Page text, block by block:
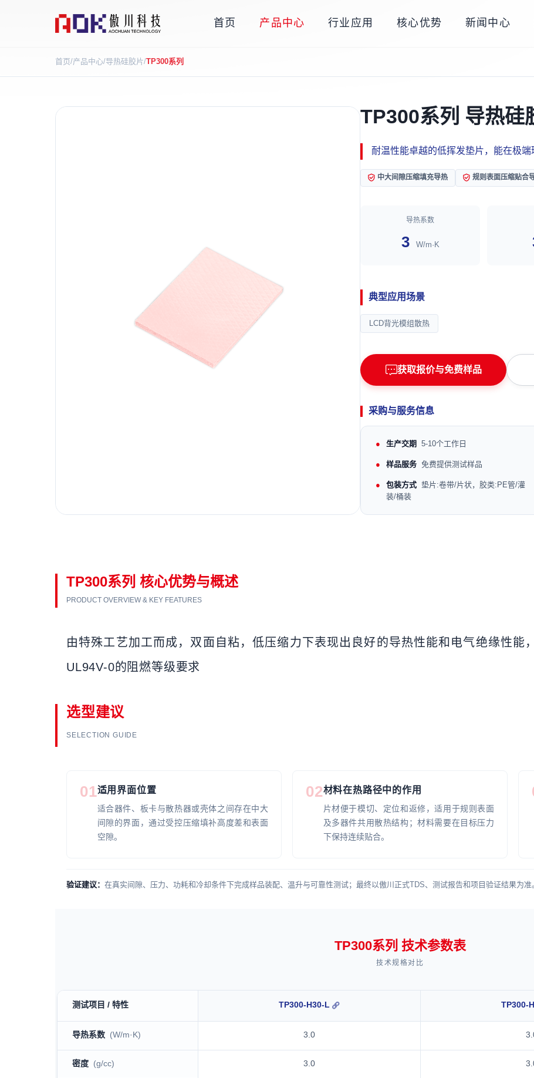
首页 产品中心 行业应用 核心优势 新闻中心
首页/产品中心/导热硅胶片/TP300系列
TP300系列 导热硅
耐温性能卓越的低挥发垫片，能在极
中大间隙压缩填充导热 规则表面压缩贴合
导热系数
3 W/m·K
典型应用场景
LCD背光模组散热
获取报价与免费样品
采购与服务信息
生产交期 5-10个工作日
样品服务 免费提供测试样品
包装方式 垫片:卷带/片状，胶类:PE管/灌
装/桶装
TP300系列 核心优势与概述
PRODUCT OVERVIEW & KEY FEATURES
由特殊工艺加工而成，双面自粘，低压缩力下表现出良好的导热性能和电气绝缘性
UL94V-0的阻燃等级要求
选型建议
SELECTION GUIDE
01适用界面位置
适合器件、板卡与散热器或壳体之间存在中大
间隙的界面，通过受控压缩填补高度差和表面
空隙。
02材料在热路径中的作用
片材便于模切、定位和返修，适用于规则表面
及多器件共用散热结构；材料需要在目标压力
下保持连续贴合。
验证建议：在真实间隙、压力、功耗和冷却条件下完成样品装配、温升与可靠性测试；最终以傲川正式TDS、测试报告和项目验证结果为准
TP300系列 技术参数表
技术规格对比
TP300系列 technical specification table
测试项目 / 特性 TP300-H30-L TP300-
导热系数 (W/m·K) 3.0
密度 (g/cc) 3.0